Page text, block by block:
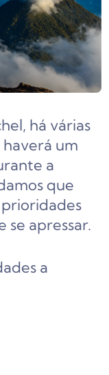
há várias
um
a
que
apressar.
a